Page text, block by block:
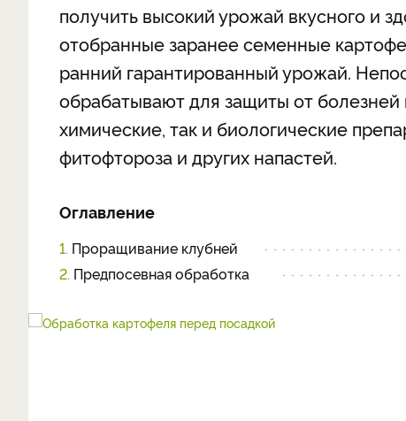
получить высокий урожай вкусного и
отобранные заранее семенные
ранний гарантированный урожай.
обрабатывают для защиты от
химические, так и биологические
фитофтороза и других напастей.
Оглавление
1. Проращивание клубней
2. Предпосевная обработка